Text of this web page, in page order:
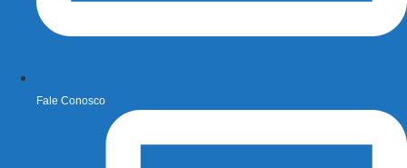
Fale Conosco